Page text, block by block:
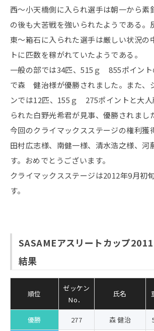
西～小天橋側に入られ選手は朝一から素
の後も大苦戦を強いられたようである。
東～箱石に入られた選手は厳しい状況の
トに匹数を稼がれていたようである。
一般の部では34匹、515ｇ 855ポイント
で森 健治様が優勝されました。また、
ンでは12匹、155ｇ 275ポイントと大
られた白野光希君が見事、優勝されまし
今回のクライマックスステージの権利獲
田村広志様、南健一様、清水浩之様、河
す。おめでとうございます。
クライマックスステージは2012年9月初
す。
SASAMEアスリートカップ
結果
順位
ゼッケン
No．
氏名
優勝 277 森 健治